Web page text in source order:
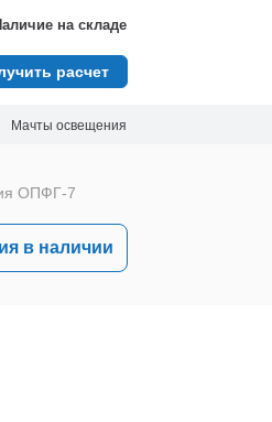
на складе
расчет
Мачты освещения
ОПФГ-7
в наличии